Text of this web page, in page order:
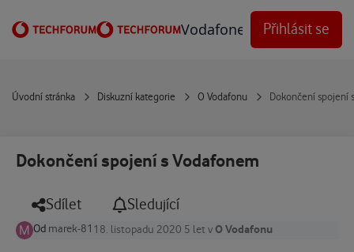
Vodafone Techforum
Přihlásit se
Úvodní stránka Diskuzní kategorie O Vodafonu Dokončení spojení
Dokončení spojení s Vodafonem
Sdílet Sledující
Od marek-81 18. listopadu 2020 5 let v O Vodafonu